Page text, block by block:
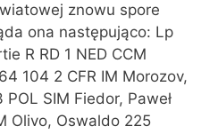
znowu spore
ona następująco: Lp
R RD 1 NED CCM
104 2 CFR IM Morozov,
SIM Fiedor, Paweł
Olivo, Oswaldo 225